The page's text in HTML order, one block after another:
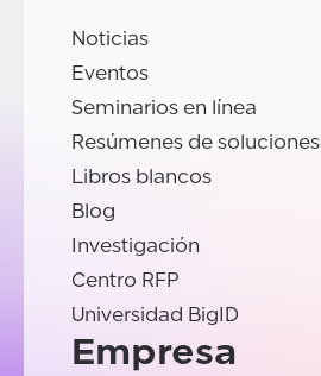
Noticias
Eventos
Seminarios en línea
Resúmenes de soluciones
Libros blancos
Blog
Investigación
Centro RFP
Universidad BigID
Empresa